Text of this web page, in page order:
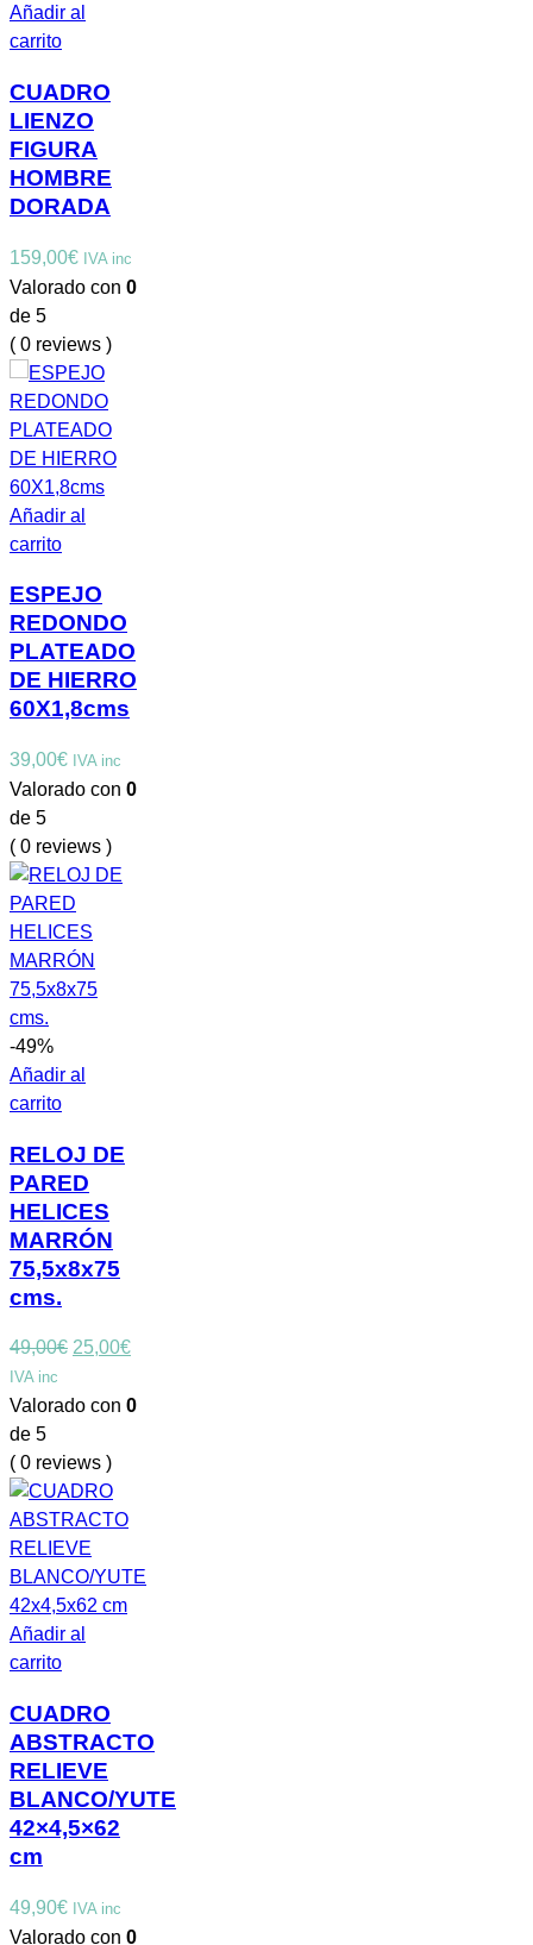
Añadir al
carrito
CUADRO
LIENZO
FIGURA
HOMBRE
DORADA
159,00€ IVA inc
Valorado con 0
de 5
( 0 reviews )
Añadir al
carrito
ESPEJO
REDONDO
PLATEADO
DE HIERRO
60X1,8cms
39,00€ IVA inc
Valorado con 0
de 5
( 0 reviews )
-49%
Añadir al
carrito
RELOJ DE
PARED
HELICES
MARRÓN
75,5x8x75
cms.
49,00€ El
original
49,00€.
25,00€El
actual
IVA inc
Valorado con 0
de 5
( 0 reviews )
Añadir al
carrito
CUADRO
ABSTRACTO
RELIEVE
BLANCO/YUTE
42×4,5×62
cm
49,90€ IVA inc
Valorado con 0